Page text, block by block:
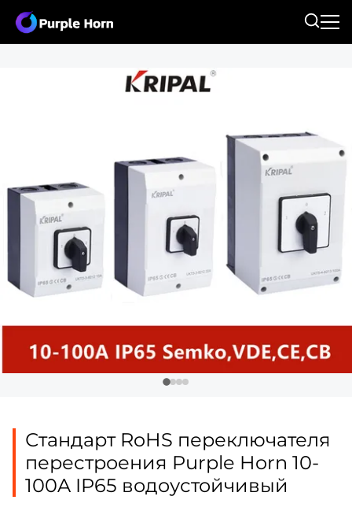
Стандарт RoHS переключателя
перестроения Purple Horn 10-
100A IP65 водоустойчивый